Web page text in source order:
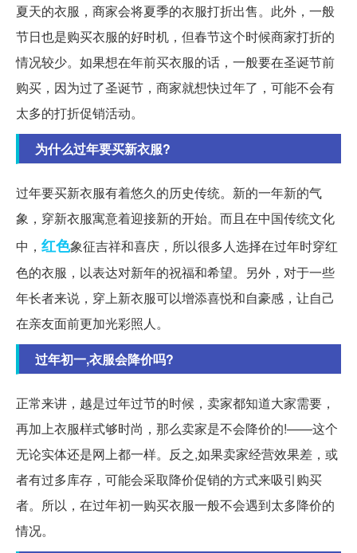
夏天的衣服，商家会将夏季的衣服打折出售。此外，一般
节日也是购买衣服的好时机，但春节这个时候商家打折的
情况较少。如果想在年前买衣服的话，一般要在圣诞节前
购买，因为过了圣诞节，商家就想快过年了，可能不会有
太多的打折促销活动。
为什么过年要买新衣服?
过年要买新衣服有着悠久的历史传统。新的一年新的气
象，穿新衣服寓意着迎接新的开始。而且在中国传统文化
中， 红色象征吉祥和喜庆，所以很多人选择在过年时穿红
色的衣服，以表达对新年的祝福和希望。另外，对于一些
年长者来说，穿上新衣服可以增添喜悦和自豪感，让自己
在亲友面前更加光彩照人。
过年初一,衣服会降价吗?
正常来讲，越是过年过节的时候，卖家都知道大家需要，
再加上衣服样式够时尚，那么卖家是不会降价的!——这个
无论实体还是网上都一样。反之,如果卖家经营效果差，或
者有过多库存，可能会采取降价促销的方式来吸引购买
者。所以，在过年初一购买衣服一般不会遇到太多降价的
情况。